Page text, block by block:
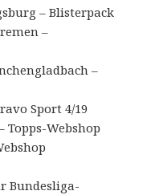
– Blisterpack
–
–
Sport 4/19
Topps-Webshop
Bundesliga-